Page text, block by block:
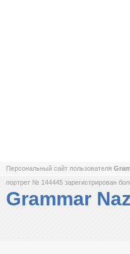
Персональный сайт пользователя
портрет № 144445 зарегистрирован
Grammar